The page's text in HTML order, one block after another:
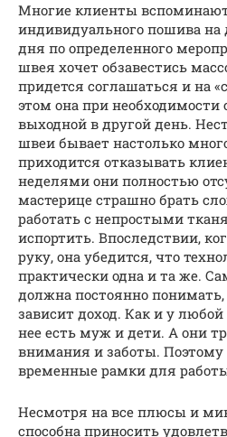
Многие клиенты
индивидуального пошива на
дня по определенного
швея хочет обзавестись
придется соглашаться и на
этом она при необходимости
выходной в другой день.
швеи бывает настолько
приходится отказывать
неделями они полностью
мастерице страшно брать
работать с непростыми
испортить. Впоследствии,
руку, она убедится, что
практически одна и та же.
должна постоянно понимать,
зависит доход. Как и у
нее есть муж и дети. А они
внимания и заботы. Поэтому
временные рамки для
Несмотря на все плюсы и
способна приносить